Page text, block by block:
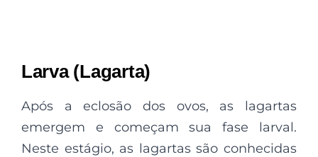
Larva (Lagarta)
Após a eclosão dos ovos, as lagartas
emergem e começam sua fase larval.
Neste estágio, as lagartas são conhecidas